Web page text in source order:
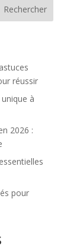
Rechercher
réussir
à
2026 :
pour